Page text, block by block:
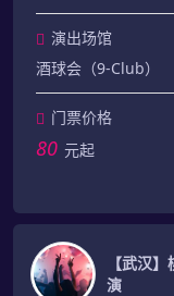
演出场馆
酒球会（9-Club）
门票价格
80 元起
【武汉
演